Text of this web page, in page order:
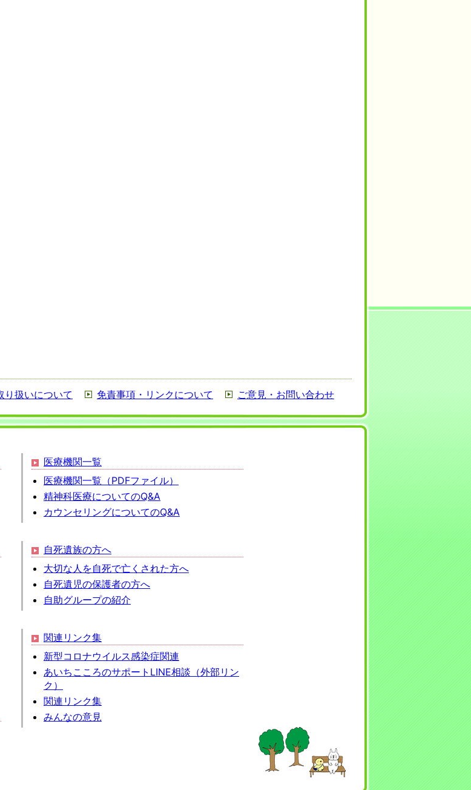
り扱いについて 免責事項・リンクについて ご意見・お問い合わせ
医療機関一覧
医療機関一覧（PDFファイル）
精神科医療についてのQ&A
カウンセリングについてのQ&A
自死遺族の方へ
大切な人を自死で亡くされた方へ
自死遺児の保護者の方へ
自助グループの紹介
関連リンク集
新型コロナウイルス感染症関連
あいちこころのサポートLINE相談（外部リン
ク）
関連リンク集
みんなの意見